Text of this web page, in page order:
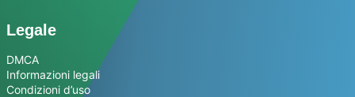
Legale
DMCA
Informazioni legali
Condizioni d’uso